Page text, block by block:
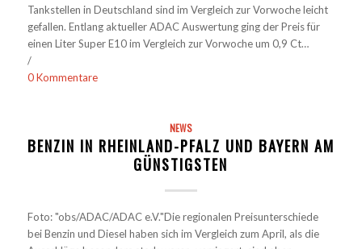
Tankstellen in Deutschland sind im Vergleich zur Vorwoche leicht
gefallen. Entlang aktueller ADAC Auswertung ging der Preis für
einen Liter Super E10 im Vergleich zur Vorwoche um 0,9 Ct…
/
0 Kommentare
NEWS
BENZIN IN RHEINLAND-PFALZ UND BAYERN AM
GÜNSTIGSTEN
Foto: "obs/ADAC/ADAC e.V."Die regionalen Preisunterschiede
bei Benzin und Diesel haben sich im Vergleich zum April, als die